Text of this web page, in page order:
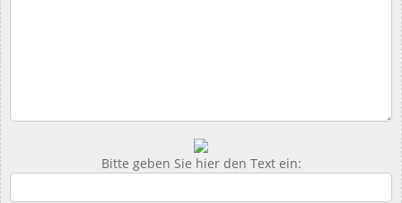
Bitte geben Sie hier den Text ein: